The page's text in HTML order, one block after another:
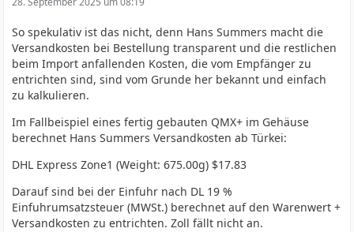
So spekulativ ist das nicht, denn Hans Summers macht die
Versandkosten bei Bestellung transparent und die restlichen
beim Import anfallenden Kosten, die vom Empfänger zu
entrichten sind, sind vom Grunde her bekannt und einfach
zu kalkulieren.
Im Fallbeispiel eines fertig gebauten QMX+ im Gehäuse
berechnet Hans Summers Versandkosten ab Türkei:
DHL Express Zone1 (Weight: 675.00g) $17.83
Darauf sind bei der Einfuhr nach DL 19 %
Einfuhrumsatzsteuer (MWSt.) berechnet auf den Warenwert +
Versandkosten zu entrichten. Zoll fällt nicht an.